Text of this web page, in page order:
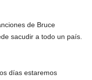
de Bruce
sacudir a todo un país.
días estaremos